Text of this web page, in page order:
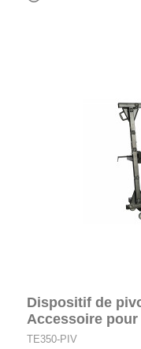
Dispositif de
Accessoire pour
TE350-PIV